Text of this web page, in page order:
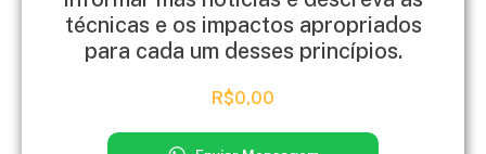
técnicas e os impactos apropriados
para cada um desses princípios.
R$0,00